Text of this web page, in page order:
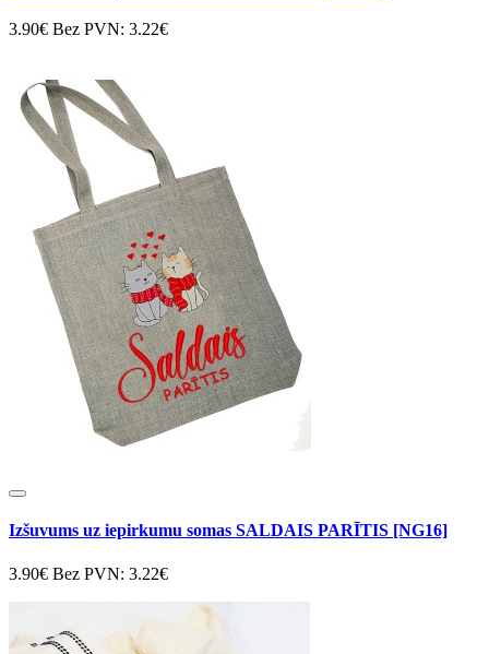
3.90€ Bez PVN: 3.22€
Izšuvums uz iepirkumu somas SALDAIS PARĪTIS [NG16]
3.90€ Bez PVN: 3.22€